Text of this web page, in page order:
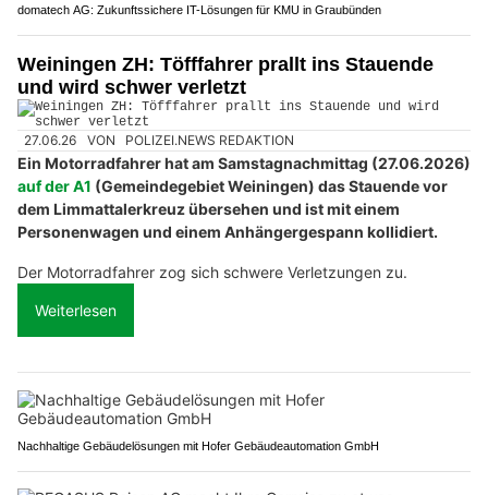
domatech AG: Zukunftssichere IT-Lösungen für KMU in Graubünden
Weiningen ZH: Töfffahrer prallt ins Stauende
und wird schwer verletzt
27.06.26 VON POLIZEI.NEWS REDAKTION
Ein Motorradfahrer hat am Samstagnachmittag (27.06.2026)
auf der A1 (Gemeindegebiet Weiningen) das Stauende vor
dem Limmattalerkreuz übersehen und ist mit einem
Personenwagen und einem Anhängergespann kollidiert.
Der Motorradfahrer zog sich schwere Verletzungen zu.
Weiterlesen
Nachhaltige Gebäudelösungen mit Hofer Gebäudeautomation GmbH